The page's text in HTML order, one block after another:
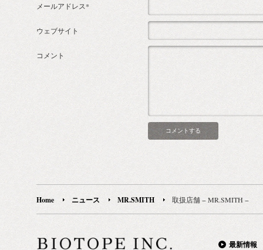
メールアドレス*
ウェブサイト
コメント
Home ニュース MR.SMITH 取扱店舗 − MR.SMITH −
最新情報